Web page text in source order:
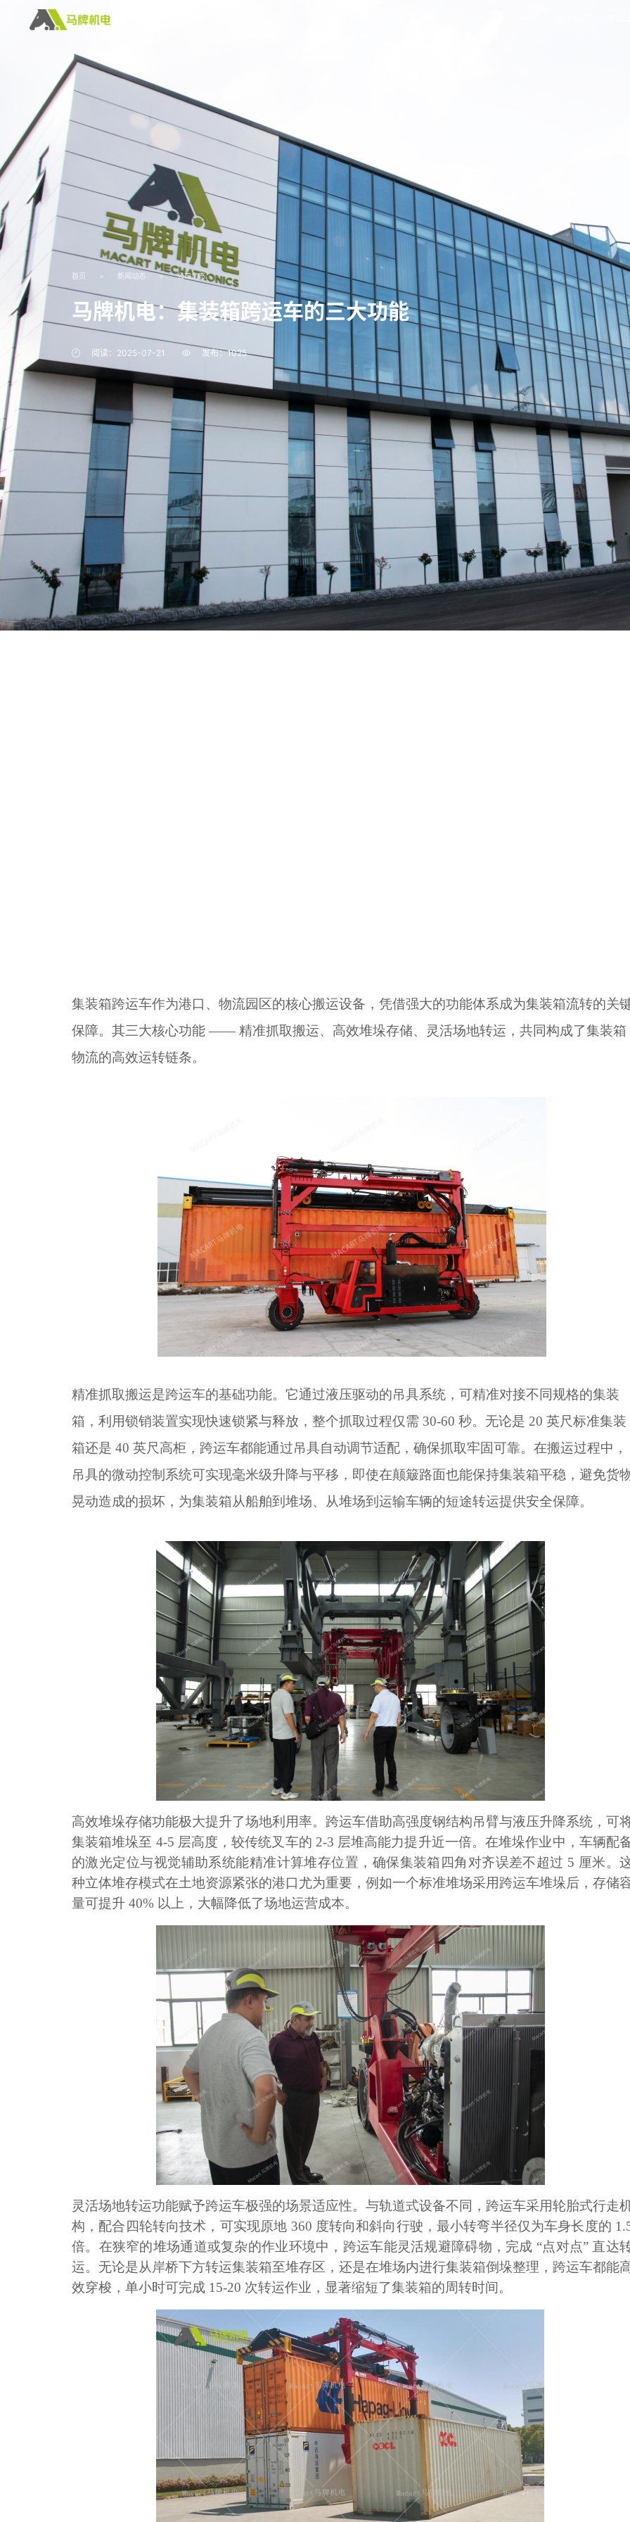
首页 > 新闻动态 > 公司动态
马牌机电：集装箱跨运车的三大功能
阅读：2025-07-21 发布：1025
集装箱跨运车作为港口、物流园区的核心搬运设备，凭借强大的功能体系成为集装箱流转的关
保障。其三大核心功能 —— 精准抓取搬运、高效堆垛存储、灵活场地转运，共同构成了集装箱
物流的高效运转链条。
精准抓取搬运是跨运车的基础功能。它通过液压驱动的吊具系统，可精准对接不同规格的集装
箱，利用锁销装置实现快速锁紧与释放，整个抓取过程仅需 30-60 秒。无论是 20 英尺标准集装
箱还是 40 英尺高柜，跨运车都能通过吊具自动调节适配，确保抓取牢固可靠。在搬运过程中，
吊具的微动控制系统可实现毫米级升降与平移，即使在颠簸路面也能保持集装箱平稳，避免货
晃动造成的损坏，为集装箱从船舶到堆场、从堆场到运输车辆的短途转运提供安全保障。
高效堆垛存储功能极大提升了场地利用率。跨运车借助高强度钢结构吊臂与液压升降系统，可
集装箱堆垛至 4-5 层高度，较传统叉车的 2-3 层堆高能力提升近一倍。在堆垛作业中，车辆配
的激光定位与视觉辅助系统能精准计算堆存位置，确保集装箱四角对齐误差不超过 5 厘米。
种立体堆存模式在土地资源紧张的港口尤为重要，例如一个标准堆场采用跨运车堆垛后，存储
量可提升 40% 以上，大幅降低了场地运营成本。
灵活场地转运功能赋予跨运车极强的场景适应性。与轨道式设备不同，跨运车采用轮胎式行走
构，配合四轮转向技术，可实现原地 360 度转向和斜向行驶，最小转弯半径仅为车身长度的
倍。在狭窄的堆场通道或复杂的作业环境中，跨运车能灵活规避障碍物，完成 “点对点” 直达
运。无论是从岸桥下方转运集装箱至堆存区，还是在堆场内进行集装箱倒垛整理，跨运车都能
效穿梭，单小时可完成 15-20 次转运作业，显著缩短了集装箱的周转时间。